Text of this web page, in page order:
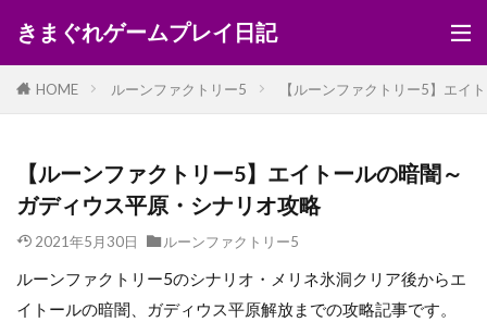
きまぐれゲームプレイ日記
HOME ルーンファクトリー5 【ルーンファクトリー5】エイ
【ルーンファクトリー5】エイトールの暗闇～
ガディウス平原・シナリオ攻略
2021年5月30日 ルーンファクトリー5
ルーンファクトリー5のシナリオ・メリネ氷洞クリア後からエ
イトールの暗闇、ガディウス平原解放までの攻略記事です。